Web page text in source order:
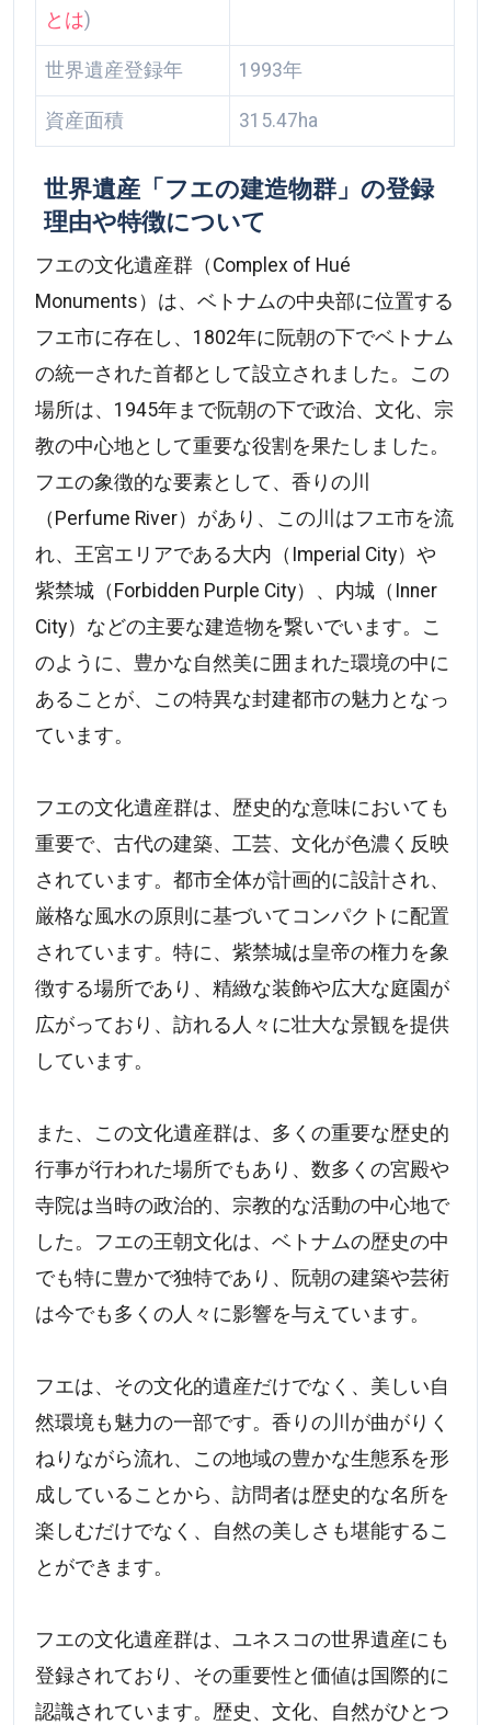
とは)
世界遺産登録年 1993年
資産面積 315.47ha
世界遺産「フエの建造物群」の登録
理由や特徴について
フエの文化遺産群（Complex of Hué
Monuments）は、ベトナムの中央部に位置する
フエ市に存在し、1802年に阮朝の下でベトナム
の統一された首都として設立されました。この
場所は、1945年まで阮朝の下で政治、文化、宗
教の中心地として重要な役割を果たしました。
フエの象徴的な要素として、香りの川
（Perfume River）があり、この川はフエ市を流
れ、王宮エリアである大内（Imperial City）や
紫禁城（Forbidden Purple City）、内城（Inner
City）などの主要な建造物を繋いでいます。こ
のように、豊かな自然美に囲まれた環境の中に
あることが、この特異な封建都市の魅力となっ
ています。
フエの文化遺産群は、歴史的な意味においても
重要で、古代の建築、工芸、文化が色濃く反映
されています。都市全体が計画的に設計され、
厳格な風水の原則に基づいてコンパクトに配置
されています。特に、紫禁城は皇帝の権力を象
徴する場所であり、精緻な装飾や広大な庭園が
広がっており、訪れる人々に壮大な景観を提供
しています。
また、この文化遺産群は、多くの重要な歴史的
行事が行われた場所でもあり、数多くの宮殿や
寺院は当時の政治的、宗教的な活動の中心地で
した。フエの王朝文化は、ベトナムの歴史の中
でも特に豊かで独特であり、阮朝の建築や芸術
は今でも多くの人々に影響を与えています。
フエは、その文化的遺産だけでなく、美しい自
然環境も魅力の一部です。香りの川が曲がりく
ねりながら流れ、この地域の豊かな生態系を形
成していることから、訪問者は歴史的な名所を
楽しむだけでなく、自然の美しさも堪能するこ
とができます。
フエの文化遺産群は、ユネスコの世界遺産にも
登録されており、その重要性と価値は国際的に
認識されています。歴史、文化、自然がひとつ